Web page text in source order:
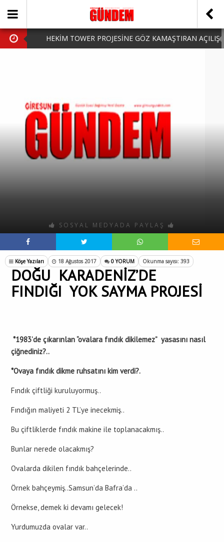
HEKİM TOWER PROJESİNE GÖZ KAMAŞTIRAN AÇILIŞ
HARUN CİCİ: VİDEOYU GÖRÜNCE GÖZLERİM DOLDU
SOSYAL MEDYADA PAYLAŞ
Köşe Yazıları 18 Ağustos 2017 0 YORUM Okunma sayısı: 393
DOĞU KARADENİZ’DE
FINDIĞI YOK SAYMA PROJESİ
*1983’de çıkarınlan “ovalara fındık dikilemez” yasasını nasıl
çiğnediniz?..
*Ovaya fındık dikme ruhsatını kim verdi?.
Fındık çiftliği kuruluyormuş..
Fındığın maliyeti 2 TL’ye inecekmiş..
Bu çiftliklerde fındık makine ile toplanacakmış..
Bunlar nerede olacakmış?
Ovalarda dikilen fındık bahçelerinde..
Örnek bahçeymiş..Samsun’da Bafra’da ..
Örnekse, demek ki devamı gelecek!
Yurdumuzda ovalar var..